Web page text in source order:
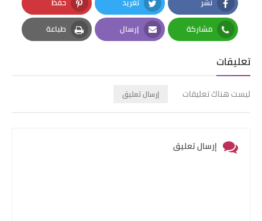
Facebook
Twitter
Pinterest
مشاركة
Whatsapp
إرسال
Email
طباعة
Print
تعليقات
ليست هناك تعليقات إرسال تعليق
إرسال تعليق